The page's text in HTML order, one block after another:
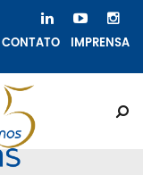
CONTATO IMPRENSA